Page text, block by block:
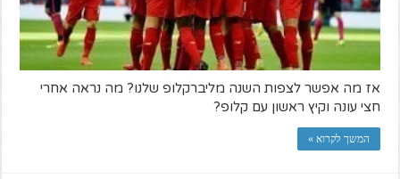
אז מה אפשר לצפות השנה מליברקלופ שלנו? מה נראה אחרי
חצי עונה וקיץ ראשון עם קלופ?
המשך לקרוא »